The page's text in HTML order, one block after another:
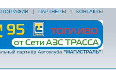
| ПАРТНЁРЫ | КОНТАКТЫ
партнёр Автоклуба "МАГИСТРАЛЬ"!